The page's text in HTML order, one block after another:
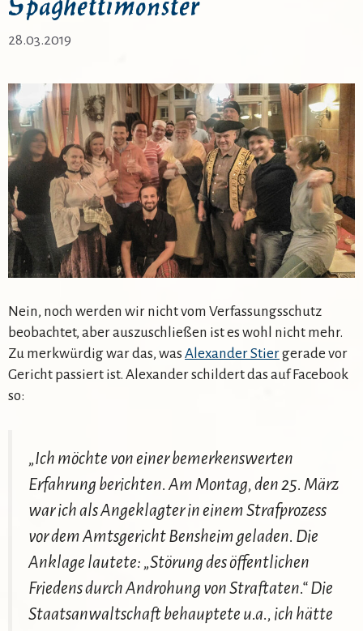
28.03.2019
Nein, noch werden wir nicht vom Verfassungsschutz
beobachtet, aber auszuschließen ist es wohl nicht mehr.
Zu merkwürdig war das, was Alexander Stiergerade vor
Gericht passiert ist. Alexander schildert das auf Facebook
so:
„Ich möchte von einer bemerkenswerten
Erfahrung berichten. Am Montag, den 25. März
war ich als Angeklagter in einem Strafprozess
vor dem Amtsgericht Bensheim geladen. Die
Anklage lautete: „Störung des öffentlichen
Friedens durch Androhung von Straftaten.“ Die
Staatsanwaltschaft behauptete u.a., ich hätte